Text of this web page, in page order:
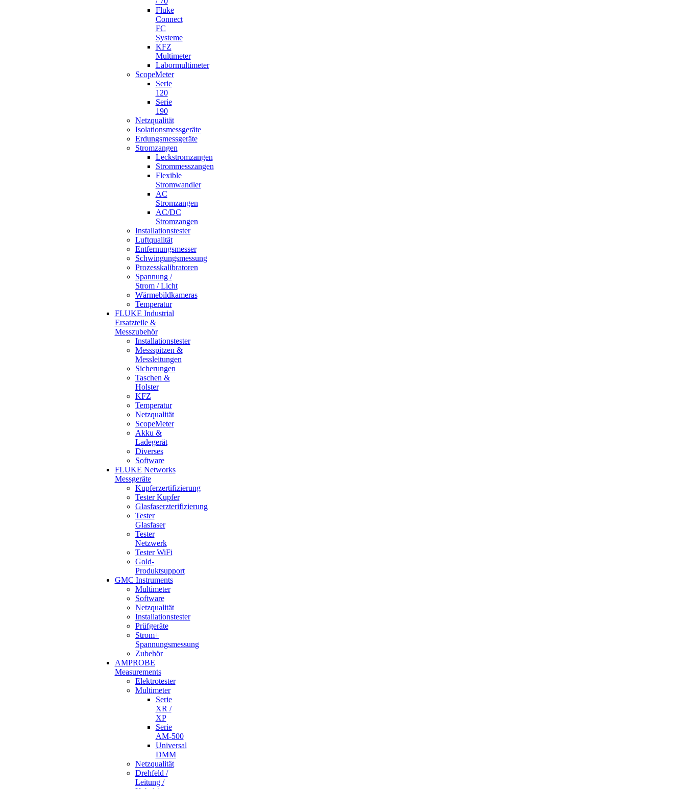
Fluke
Connect
FC
Systeme
KFZ
Multimeter
Labormultimeter
ScopeMeter
Serie
120
Serie
190
Netzqualität
Isolationsmessgeräte
Erdungsmessgeräte
Stromzangen
Leckstromzangen
Strommesszangen
Flexible
Stromwandler
AC
Stromzangen
AC/DC
Stromzangen
Installationstester
Luftqualität
Entfernungsmesser
Schwingungsmessung
Prozesskalibratoren
Spannung /
Strom / Licht
Wärmebildkameras
Temperatur
FLUKE Industrial
Ersatzteile &
Messzubehör
Installationstester
Messspitzen &
Messleitungen
Sicherungen
Taschen &
Holster
KFZ
Temperatur
Netzqualität
ScopeMeter
Akku &
Ladegerät
Diverses
Software
FLUKE Networks
Messgeräte
Kupferzertifizierung
Tester Kupfer
Glasfaserzterifizierung
Tester
Glasfaser
Tester
Netzwerk
Tester WiFi
Gold-
Produktsupport
GMC Instruments
Multimeter
Software
Netzqualität
Installationstester
Prüfgeräte
Strom+
Spannungsmessung
Zubehör
AMPROBE
Measurements
Elektrotester
Multimeter
Serie
XR /
XP
Serie
AM-500
Universal
DMM
Netzqualität
Drehfeld /
Leitung /